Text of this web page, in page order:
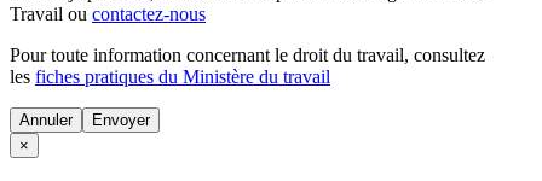
Travail ou contactez-nous
Pour toute information concernant le droit du travail, consultez
les fiches pratiques du Ministère du travail
Annuler
×